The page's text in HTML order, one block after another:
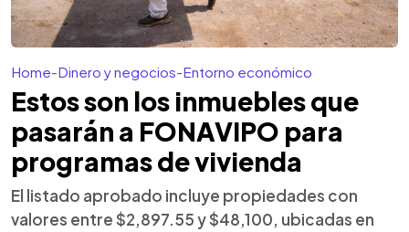
Home-Dinero y negocios-Entorno económico
Estos son los inmuebles que
pasarán a FONAVIPO para
programas de vivienda
El listado aprobado incluye propiedades con
valores entre $2,897.55 y $48,100, ubicadas en